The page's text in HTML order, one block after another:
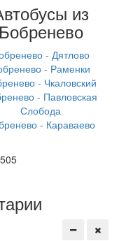
из
Бобренево
- Дятлово
- Раменки
- Чкаловский
- Павловская
Слобода
- Караваево